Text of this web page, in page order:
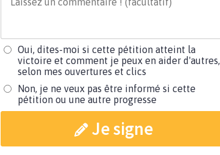
Oui, dites-moi si cette pétition atteint la
victoire et comment je peux en aider d'autres,
selon mes ouvertures et clics
Non, je ne veux pas être informé si cette
pétition ou une autre progresse
Je signe